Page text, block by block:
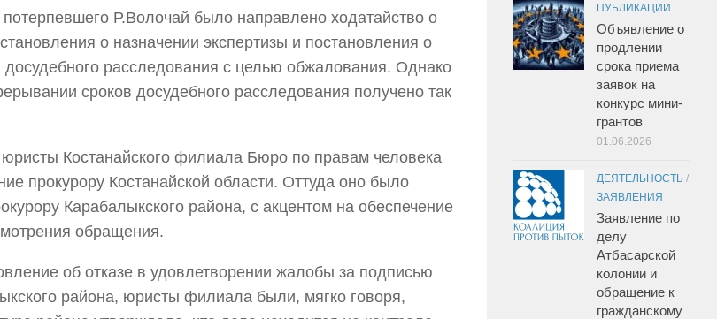
Р.Волочай было направлено ходатайство о
о назначении экспертизы и постановления о
досудебного расследования с целью обжалования. Однако
сроков досудебного расследования получено так
Костанайского филиала Бюро по правам человека
прокурору Костанайской области. Оттуда оно было
Карабалыкского района, с акцентом на обеспечение
обращения.
об отказе в удовлетворении жалобы за подписью
района, юристы филиала были, мягко говоря,
ПУБЛИКАЦИИ
Объявление о
продлении
срока приема
заявок на
конкурс мини-
грантов
01.06.2026
ДЕЯТЕЛЬНОСТЬ /
ЗАЯВЛЕНИЯ
Заявление по
делу
Атбасарской
колонии и
обращение к
гражданскому